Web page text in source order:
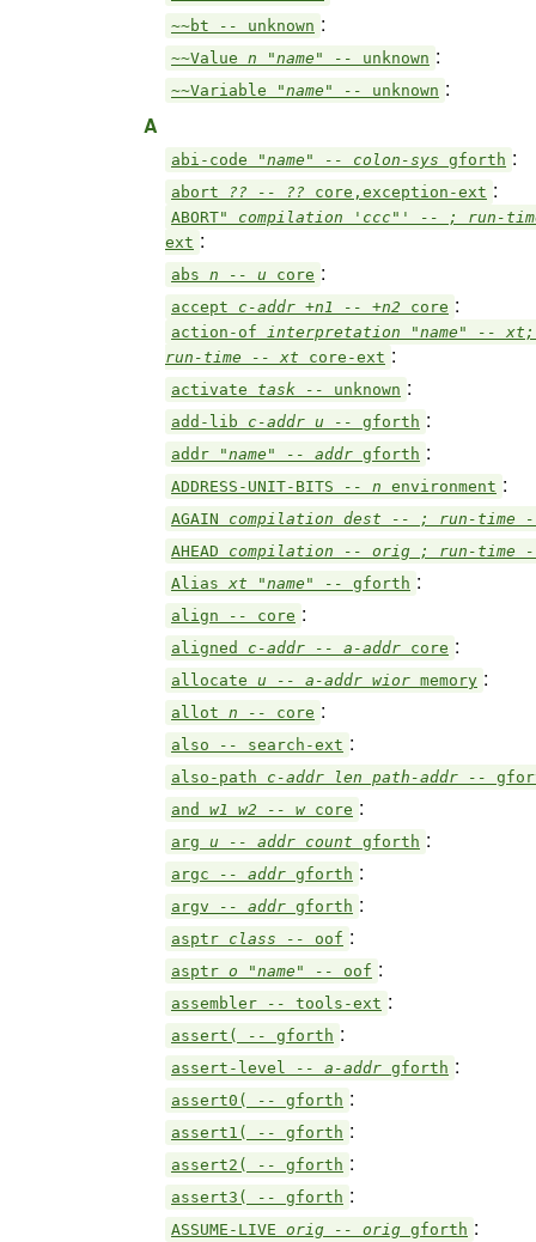
~~bt -- unknown :
~~Value n "name" -- unknown :
~~Variable "name" -- unknown :
A
abi-code "name" -- colon-sys gforth :
abort ?? -- ?? core,exception-ext :
ABORT" compilation 'ccc"' -- ; run-
ext :
abs n -- u core :
accept c-addr +n1 -- +n2 core :
action-of
interpretation "name" --
run-time -- xt core-ext :
activate task -- unknown :
add-lib c-addr u -- gforth :
addr "name" -- addr gforth :
ADDRESS-UNIT-BITS -- n environment :
AGAIN compilation dest -- ; run-time
AHEAD compilation -- orig ; run-time
Alias xt "name" -- gforth :
align -- core :
aligned c-addr -- a-addr core :
allocate u -- a-addr wior memory :
allot n -- core :
also -- search-ext :
also-path c-addr len path-addr --
and w1 w2 -- w core :
arg u -- addr count gforth :
argc -- addr gforth :
argv -- addr gforth :
asptr class -- oof :
asptr o "name" -- oof :
assembler -- tools-ext :
assert( -- gforth :
assert-level -- a-addr gforth :
assert0( -- gforth :
assert1( -- gforth :
assert2( -- gforth :
assert3( -- gforth :
ASSUME-LIVE orig -- orig gforth :